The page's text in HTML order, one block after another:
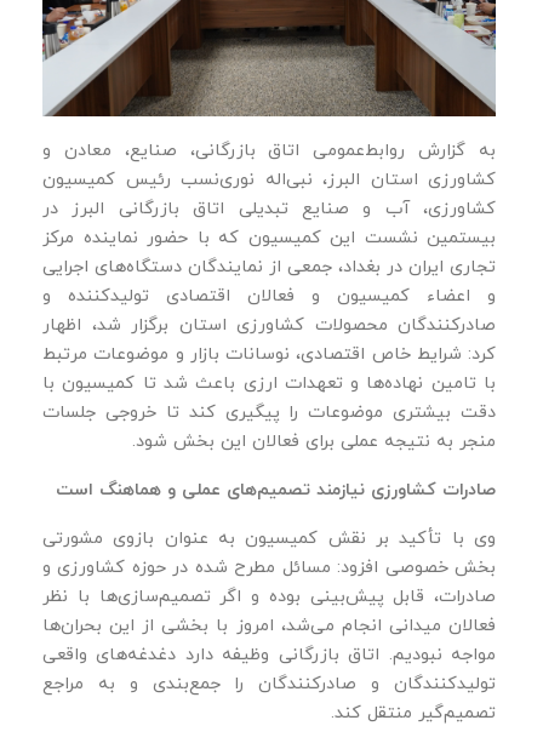
به گزارش روابط‌عمومی اتاق بازرگانی، صنایع، معادن و
کشاورزی استان البرز، نبی‌اله‌ نوری‌نسب رئیس کمیسیون
کشاورزی، آب و صنایع تبدیلی اتاق بازرگانی البرز در
بیستمین نشست این کمیسیون که با حضور نماینده مرکز
تجاری ایران در بغداد، جمعی از نمایندگان دستگاه‌های اجرایی
و اعضاء کمیسیون و فعالان اقتصادی تولیدکننده و
صادرکنندگان محصولات کشاورزی استان برگزار شد، اظهار
کرد: شرایط خاص اقتصادی، نوسانات بازار و موضوعات مرتبط
با تامین نهاده‌ها و تعهدات ارزی باعث شد تا کمیسیون با
دقت بیشتری موضوعات را پیگیری کند تا خروجی جلسات
منجر به نتیجه عملی برای فعالان این بخش شود.
صادرات کشاورزی نیازمند تصمیم‌های عملی و هماهنگ است
وی با تأکید بر نقش کمیسیون به ‌عنوان بازوی مشورتی
بخش خصوصی افزود: مسائل مطرح‌ شده در حوزه کشاورزی و
صادرات، قابل پیش‌بینی بوده و اگر تصمیم‌سازی‌ها با نظر
فعالان میدانی انجام می‌شد، امروز با بخشی از این بحران‌ها
مواجه نبودیم. اتاق بازرگانی وظیفه دارد دغدغه‌های واقعی
تولیدکنندگان و صادرکنندگان را جمع‌بندی و به مراجع
تصمیم‌گیر منتقل کند.